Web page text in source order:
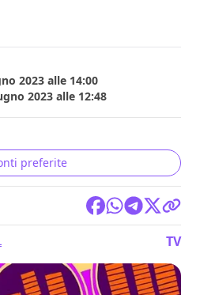
2023 alle 14:00
2023 alle 12:48
preferite
TV